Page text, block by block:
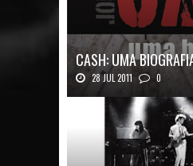
CASH: UMA
28 JUL 2011 0
Quadrinhos alemães